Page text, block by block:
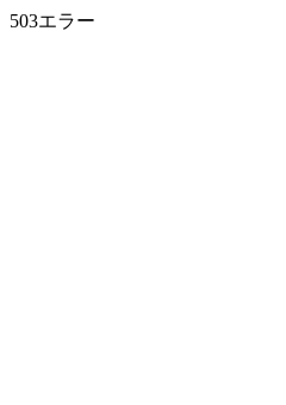
503エラー